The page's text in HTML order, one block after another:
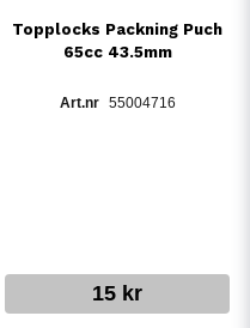
Topplocks Packning Puch
65cc 43.5mm
55004716
15 kr